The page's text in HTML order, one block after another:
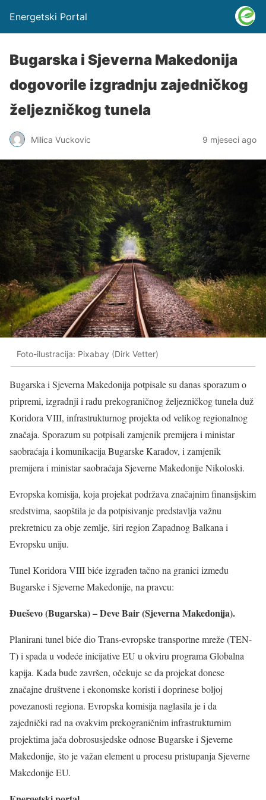
Energetski Portal
Bugarska i Sjeverna Makedonija
dogovorile izgradnju zajedničkog
željezničkog tunela
Milica Vuckovic 9 mjeseci ago
Foto-ilustracija: Pixabay (Dirk Vetter)
Bugarska i Sjeverna Makedonija potpisale su danas sporazum o
pripremi, izgradnji i radu prekograničnog željezničkog tunela duž
Koridora VIII, infrastrukturnog projekta od velikog regionalnog
značaja. Sporazum su potpisali zamjenik premijera i ministar
saobraćaja i komunikacija Bugarske Karađov, i zamjenik
premijera i ministar saobraćaja Sjeverne Makedonije Nikoloski.
Evropska komisija, koja projekat podržava značajnim finansijskim
sredstvima, saopštila je da potpisivanje predstavlja važnu
prekretnicu za obje zemlje, širi region Zapadnog Balkana i
Evropsku uniju.
Tunel Koridora VIII biće izgrađen tačno na granici između
Bugarske i Sjeverne Makedonije, na pravcu:
Đueševo (Bugarska) – Deve Bair (Sjeverna Makedonija).
Planirani tunel biće dio Trans-evropske transportne mreže (TEN-
T) i spada u vodeće inicijative EU u okviru programa Globalna
kapija. Kada bude završen, očekuje se da projekat donese
značajne društvene i ekonomske koristi i doprinese boljoj
povezanosti regiona. Evropska komisija naglasila je i da
zajednički rad na ovakvim prekograničnim infrastrukturnim
projektima jača dobrosusjedske odnose Bugarske i Sjeverne
Makedonije, što je važan element u procesu pristupanja Sjeverne
Makedonije EU.